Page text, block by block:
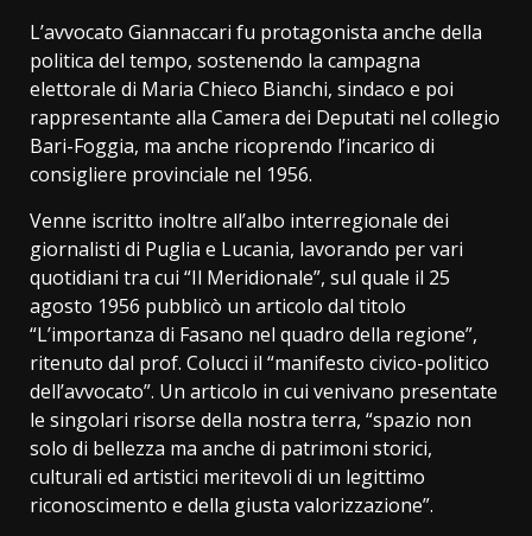
L’avvocato Giannaccari fu protagonista anche della
politica del tempo, sostenendo la campagna
elettorale di Maria Chieco Bianchi, sindaco e poi
rappresentante alla Camera dei Deputati nel collegio
Bari-Foggia, ma anche ricoprendo l’incarico di
consigliere provinciale nel 1956.
Venne iscritto inoltre all’albo interregionale dei
giornalisti di Puglia e Lucania, lavorando per vari
quotidiani tra cui “Il Meridionale”, sul quale il 25
agosto 1956 pubblicò un articolo dal titolo
“L’importanza di Fasano nel quadro della regione”,
ritenuto dal prof. Colucci il “manifesto civico-politico
dell’avvocato”. Un articolo in cui venivano presentate
le singolari risorse della nostra terra, “spazio non
solo di bellezza ma anche di patrimoni storici,
culturali ed artistici meritevoli di un legittimo
riconoscimento e della giusta valorizzazione”.